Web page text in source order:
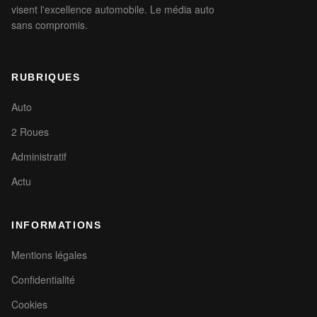
visent l'excellence automobile. Le média auto
sans compromis.
RUBRIQUES
Auto
2 Roues
Administratif
Actu
INFORMATIONS
Mentions légales
Confidentialité
Cookies